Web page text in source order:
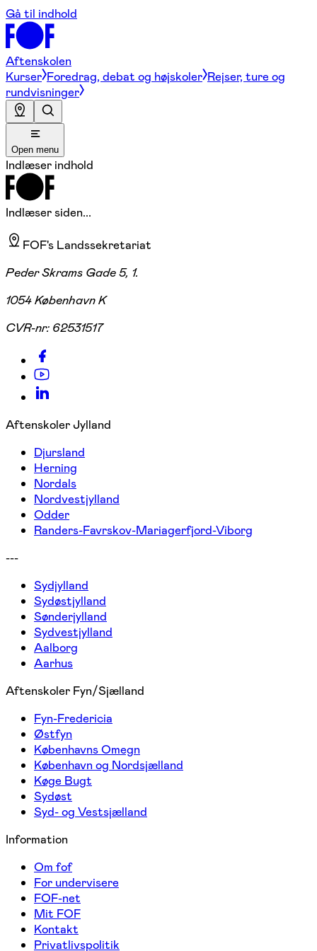
Gå til indhold
Aftenskolen
Kurser Foredrag, debat og højskoler Rejser, ture og
rundvisninger
Open menu
Indlæser indhold
Indlæser siden...
FOF's Landssekretariat
Peder Skrams Gade 5, 1.
1054 København K
CVR-nr: 62531517
Aftenskoler Jylland
Djursland
Herning
Nordals
Nordvestjylland
Odder
Randers-Favrskov-Mariagerfjord-Viborg
---
Sydjylland
Sydøstjylland
Sønderjylland
Sydvestjylland
Aalborg
Aarhus
Aftenskoler Fyn/Sjælland
Fyn-Fredericia
Østfyn
Københavns Omegn
København og Nordsjælland
Køge Bugt
Sydøst
Syd- og Vestsjælland
Information
Om fof
For undervisere
FOF-net
Mit FOF
Kontakt
Privatlivspolitik